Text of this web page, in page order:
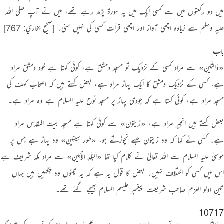
میں دو رکعتوں میں سے کسی ایک میں یہ سورۃ پڑھ رہے تھے، میں نے آپ صلی اللہ
علیہ وسلم سے زیادہ اچھی آواز اور اچھی قرأت کسی کی نہیں سنی۔ [صحيح بخاري: 767‏]
باب
«وَالتِّينِ» سے مراد کسی کے نزدیک تو مسجد دمشق ہے، کوئی کہتا ہے خود دمشق مراد
ہے، کسی کے نزدیک دمشق کا ایک پہاڑ مراد ہے، بعض کہتے ہیں کہ اصحاب کہف کی
مسجد مراد ہے، کوئی کہتا ہے کہ جودی پہاڑ پر مسجد نوح علیہ السلام ہے وہ مراد ہے۔
بعض کہتے ہیں انجیر مراد ہے، «زیتون» سے کوئی کہتا ہے مسجد بیت المقدس مراد
ہے۔ کسی نے کہا کہ وہ زیتون جسے نچوڑتے ہو، «طور سِينِينَ» وہ پہاڑ ہے جس پر
موسیٰ علیہ السلام سے اللہ تعالیٰ نے کلام کیا تھا «الْبَلَدِ الْأَمِينِ» سے مراد مکہ شریف ہے
اس میں کسی کو اختلاف نہیں۔ بعض کا قول یہ ہے کہ یہ تینوں وہ جگہیں ہیں جہاں
تین اولو العزم صاحب شریعت پیغمبر علیہم السلام بھیجے گئے تھے۔
10717